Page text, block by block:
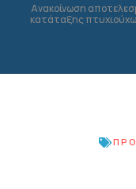
ΑΝΑΚΟΙΝΩΣΕΙΣ
Ανακοίνωση
κατάταξης